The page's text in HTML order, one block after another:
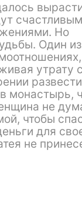
Но
Один из
утрату
монастырь,
не
чтобы
для
не